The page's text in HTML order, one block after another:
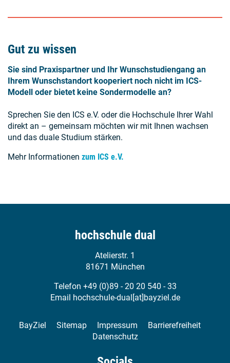
Gut zu wissen
Sie sind Praxispartner und Ihr Wunschstudiengang an
Ihrem Wunschstandort kooperiert noch nicht im ICS-
Modell oder bietet keine Sondermodelle an?
Sprechen Sie den ICS e.V. oder die Hochschule Ihrer Wahl
direkt an – gemeinsam möchten wir mit Ihnen wachsen
und das duale Studium stärken.
Mehr Informationen zum ICS e.V.
hochschule dual
Atelierstr. 1
81671 München
Telefon +49 (0)89 - 20 20 540 - 33
Email hochschule-dual[at]bayziel.de
BayZiel Sitemap Impressum
Barrierefreiheit
Datenschutz